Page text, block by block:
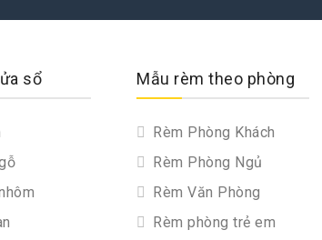
sổ Mẫu rèm theo phòng
Rèm Phòng Khách
Rèm Phòng Ngủ
Rèm Văn Phòng
Rèm phòng trẻ em